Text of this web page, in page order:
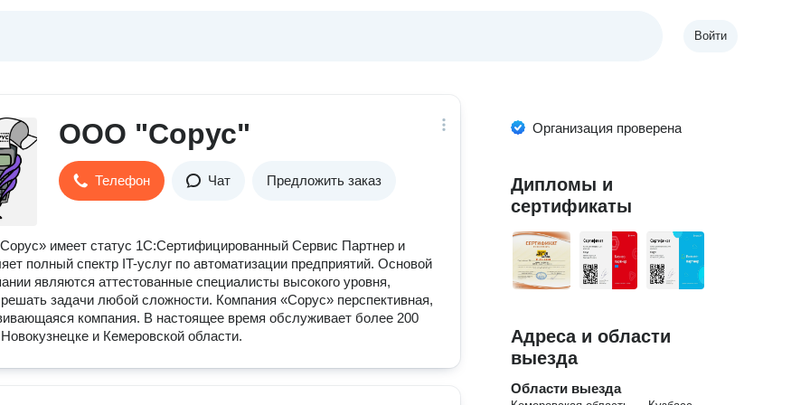
Войти
ООО "Сорус"
Телефон Чат Предложить заказ
имеет статус 1С:Сертифицированный Сервис Партнер и
полный спектр IT-услуг по автоматизации предприятий. Основой
являются аттестованные специалисты высокого уровня,
задачи любой сложности. Компания «Сорус» перспективная,
компания. В настоящее время обслуживает более 200
и Кемеровской области.
Организация проверена
Дипломы и
сертификаты
Адреса и области
выезда
Области выезда